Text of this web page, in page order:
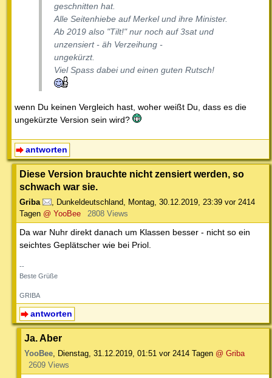
geschnitten hat.
Alle Seitenhiebe auf Merkel und ihre Minister.
Ab 2019 also "Tilt!" nur noch auf 3sat und
unzensiert - äh Verzeihung -
ungekürzt.
Viel Spass dabei und einen guten Rutsch!
wenn Du keinen Vergleich hast, woher weißt Du, dass es die
ungekürzte Version sein wird?
antworten
Diese Version brauchte nicht zensiert werden, so
schwach war sie.
Griba , Dunkeldeutschland, Montag, 30.12.2019, 23:39 vor 2414
Tagen @ YooBee 2808 Views
Da war Nuhr direkt danach um Klassen besser - nicht so ein
seichtes Geplätscher wie bei Priol.
--
Beste Grüße
GRIBA
antworten
Ja. Aber
YooBee, Dienstag, 31.12.2019, 01:51 vor 2414 Tagen @ Griba
2609 Views